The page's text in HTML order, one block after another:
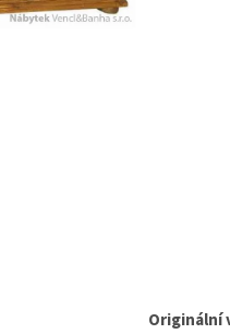
Originální